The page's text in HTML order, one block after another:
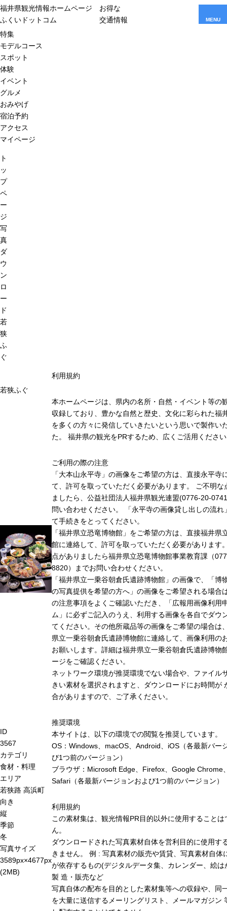
福井県観光情報ホームページ
ふくいドットコム
お得な
交通情報
MENU
特集
モデルコース
スポット
体験
イベント
グルメ
おみやげ
宿泊予約
アクセス
マイページ
ト
ッ
プ
ペ
ー
ジ
写
真
ダ
ウ
ン
ロ
ー
ド
若
狭
ふ
ぐ
若狭ふぐ
ID
3567
カテゴリ
食材・料理
エリア
若狭路 高浜町
向き
縦
季節
冬
写真サイズ
3589px×4677px
(2MB)
利用規約
本ホームページは、県内の名所・自然・イベント等の
収録しており、豊かな自然と歴史、文化に彩られた福
を多くの方々に発信していきたいという思いで製作い
た。 福井県の観光をPRするため、広くご活用くださ
ご利用の際の注意
「大本山永平寺」の画像をご希望の方は、直接永平寺
て、許可を取っていただく必要があります。 ご不明な
ましたら、公益社団法人福井県観光連盟(0776-20-
問い合わせください。 「永平寺の画像貸し出しの流れ
て手続きをとってください。
「福井県立恐竜博物館」をご希望の方は、直接福井県
館に連絡して、許可を取っていただく必要があります
点がありましたら福井県立恐竜博物館事業教育課（
8820）までお問い合わせください。
「福井県立一乗谷朝倉氏遺跡博物館」の画像で、「博
の写真提供を希望の方へ」の画像をご希望される場合
の注意事項をよくご確認いただき、「広報用画像利用
ム」に必ずご記入のうえ、利用する画像を各自でダウ
てください。その他所蔵品等の画像をご希望の場合は
県立一乗谷朝倉氏遺跡博物館に連絡して、画像利用の
お願いします。詳細は福井県立一乗谷朝倉氏遺跡博物
ージをご確認ください。
ネットワーク環境が推奨環境でない場合や、ファイル
きい素材を選択されますと、ダウンロードにお時間が
合がありますので、ご了承ください。
推奨環境
本サイトは、以下の環境での閲覧を推奨しています。
OS：Windows、macOS、Android、iOS（各最新バー
び1つ前のバージョン）
ブラウザ：Microsoft Edge、Firefox、Google Chrome
Safari（各最新バージョンおよび1つ前のバージョン）
利用規約
この素材集は、観光情報PR目的以外に使用することは
ん。
ダウンロードされた写真素材自体を営利目的に使用す
きません。 例 : 写真素材の販売や賃貸、写真素材自体
が依存するもの(デジタルデータ集、カレンダー、絵は
製 造・販売など
写真自体の配布を目的とした素材集等への収録や、同
を大量に送信するメーリングリスト、メールマガジン